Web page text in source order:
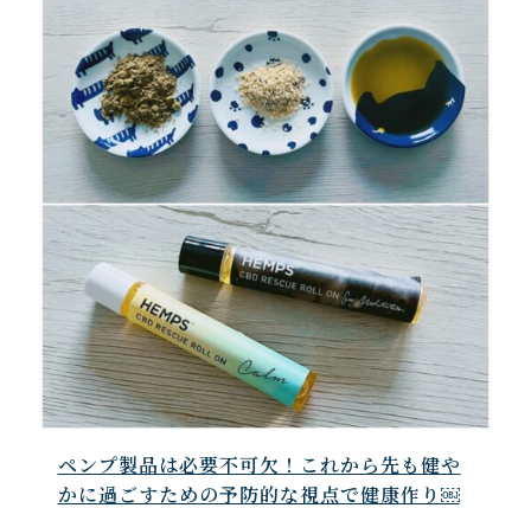
ペンプ製品は必要不可欠！これから先も健や
かに過ごすための予防的な視点で健康作り￼